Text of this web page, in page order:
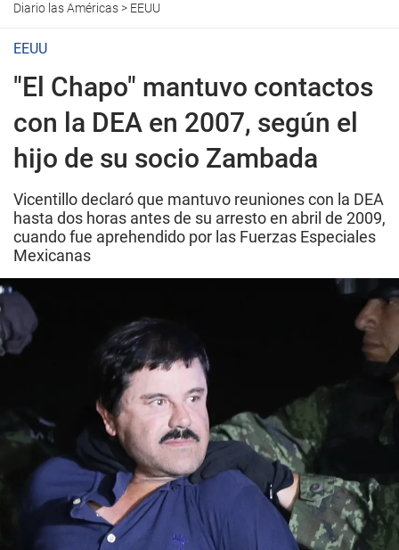
Diario las Américas> EEUU
EEUU
"El Chapo" mantuvo contactos
con la DEA en 2007, según el
hijo de su socio Zambada
Vicentillo declaró que mantuvo reuniones con la DEA
hasta dos horas antes de su arresto en abril de 2009,
cuando fue aprehendido por las Fuerzas Especiales
Mexicanas